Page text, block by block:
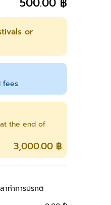
or
fees
the end of
3,000.00 ฿
าทำการปรกติ